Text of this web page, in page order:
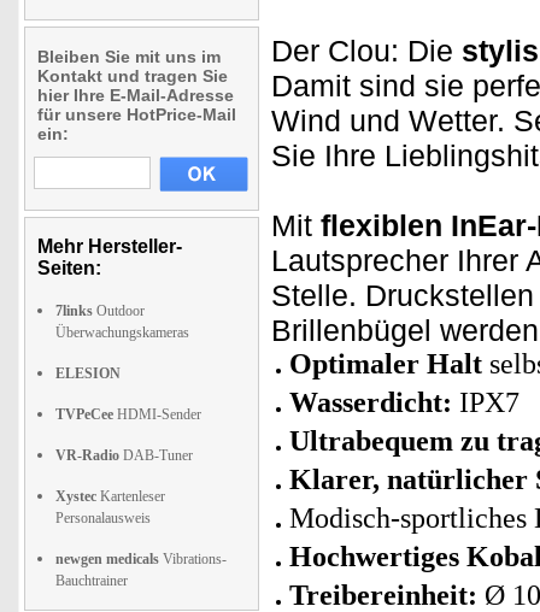
Bleiben Sie mit uns im
Kontakt und tragen Sie
hier Ihre E-Mail-Adresse
für unsere HotPrice-Mail
ein:
Mehr Hersteller-
Seiten:
7links Outdoor
Überwachungskameras
ELESION
TVPeCee HDMI-Sender
VR-Radio DAB-Tuner
Xystec Kartenleser
Personalausweis
newgen medicals Vibrations-
Bauchtrainer
Der Clou: Die
Damit sind sie
Wind und Wetter.
Sie Ihre
Mit flexiblen
Lautsprecher Ihrer
Stelle.
Brillenbügel
Optimaler Halt
Wasserdicht: IPX7
Ultrabequem zu
Klarer, natürlicher
Modisch-sportliches
Hochwertiges
Treibereinheit: Ø